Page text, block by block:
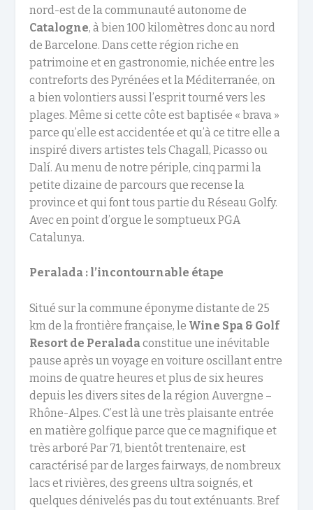
nord-est de la communauté autonome de
Catalogne, à bien 100 kilomètres donc au nord
de Barcelone. Dans cette région riche en
patrimoine et en gastronomie, nichée entre les
contreforts des Pyrénées et la Méditerranée, on
a bien volontiers aussi l’esprit tourné vers les
plages. Même si cette côte est baptisée « brava »
parce qu’elle est accidentée et qu’à ce titre elle a
inspiré divers artistes tels Chagall, Picasso ou
Dalí. Au menu de notre périple, cinq parmi la
petite dizaine de parcours que recense la
province et qui font tous partie du Réseau Golfy.
Avec en point d’orgue le somptueux PGA
Catalunya.
Peralada : l’incontournable étape
Situé sur la commune éponyme distante de 25
km de la frontière française, le Wine Spa & Golf
Resort de Peraladaconstitue une inévitable
pause après un voyage en voiture oscillant entre
moins de quatre heures et plus de six heures
depuis les divers sites de la région Auvergne –
Rhône-Alpes. C’est là une très plaisante entrée
en matière golfique parce que ce magnifique et
très arboré Par 71, bientôt trentenaire, est
caractérisé par de larges fairways, de nombreux
lacs et rivières, des greens ultra soignés, et
quelques dénivelés pas du tout exténuants. Bref